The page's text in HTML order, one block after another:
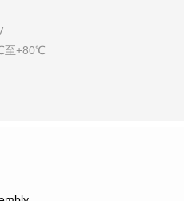
至+80℃